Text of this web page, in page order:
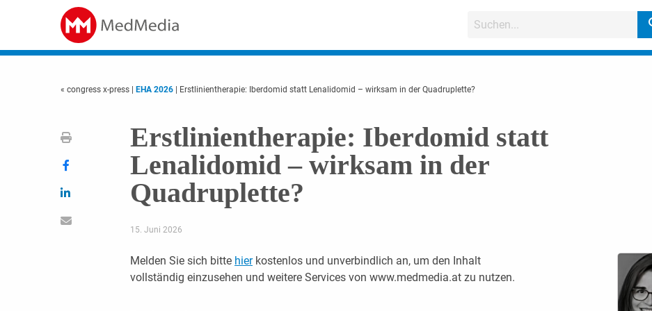
« congress x-press EHA 2026 | Erstlinientherapie: Iberdomid statt Lenalidomid – wirksam in der Quadruplette?
Erstlinientherapie: Iberdomid statt
Lenalidomid – wirksam in der
Quadruplette?
15. Juni 2026
Melden Sie sich bitte hierkostenlos und unverbindlich an, um den Inhalt
vollständig einzusehen und weitere Services von www.medmedia.at zu nutzen.